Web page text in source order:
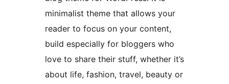
minimalist theme that allows your
reader to focus on your content,
build especially for bloggers who
love to share their stuff, whether it’s
about life, fashion, travel, beauty or